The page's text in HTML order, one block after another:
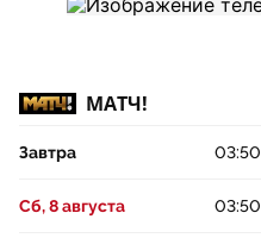
МАТЧ!
Завтра 03:50
Сб, 8 августа 03:50